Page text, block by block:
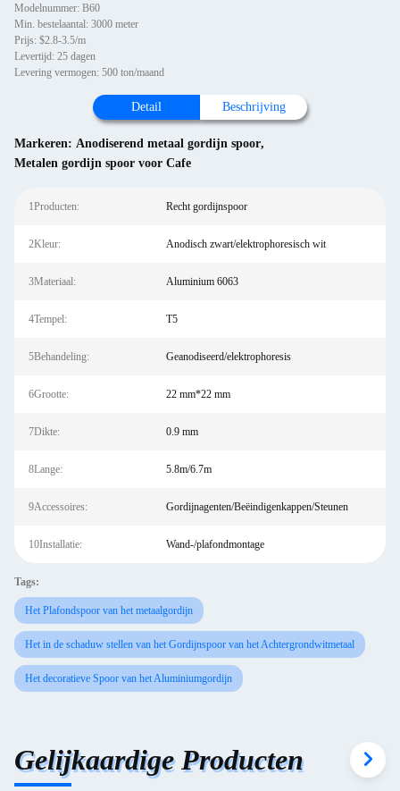
Modelnummer: B60
Min. bestelaantal: 3000 meter
Prijs: $2.8-3.5/m
Levertijd: 25 dagen
Levering vermogen: 500 ton/maand
Detail Beschrijving
Markeren: Anodiserend metaal gordijn spoor,
Metalen gordijn spoor voor Cafe
1Producten: Recht gordijnspoor
2Kleur: Anodisch zwart/elektrophoresisch wit
3Materiaal: Aluminium 6063
4Tempel: T5
5Behandeling: Geanodiseerd/elektrophoresis
6Grootte: 22 mm*22 mm
7Dikte: 0.9 mm
8Lange: 5.8m/6.7m
9Accessoires: Gordijnagenten/Beëindigenkappen/Steunen
10Installatie: Wand-/plafondmontage
Tags:
Het Plafondspoor van het metaalgordijn
Het in de schaduw stellen van het Gordijnspoor van het Achtergrondwitmetaal
Het decoratieve Spoor van het Aluminiumgordijn
Gelijkaardige Producten